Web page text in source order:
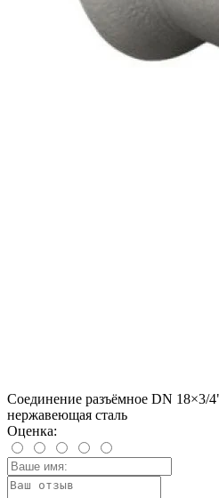
Соединение разъёмное DN 18×3/
нержавеющая сталь
Оценка: